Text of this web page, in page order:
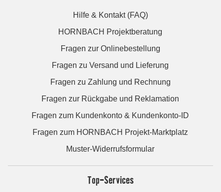
Hilfe & Kontakt (FAQ)
HORNBACH Projektberatung
Fragen zur Onlinebestellung
Fragen zu Versand und Lieferung
Fragen zu Zahlung und Rechnung
Fragen zur Rückgabe und Reklamation
Fragen zum Kundenkonto & Kundenkonto-ID
Fragen zum HORNBACH Projekt-Marktplatz
Muster-Widerrufsformular
Top-Services